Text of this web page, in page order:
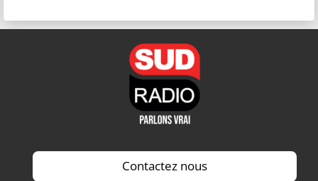
Contactez nous